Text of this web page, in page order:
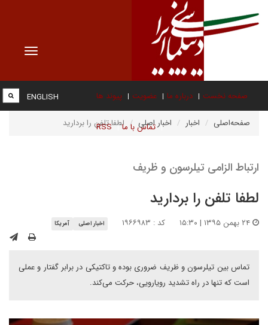
Toggle
صفحه نخست درباره ما عضویت پیوند ها
تماس با ما RSS
ENGLISH
صفحه‌اصلی اخبار اخبار اصلی لطفا تلفن را بردارید
ارتباط الزامی تیلرسون و ظریف
لطفا تلفن را بردارید
کد : ۱۹۶۶۹۸۳ اخبار اصلی آمریکا
تماس بین تیلرسون و ظریف ضروری بوده و تاکتیکی در برابر گفتار و عملی
است که تنها در راه تشدید رویارویی، حرکت می‌کند.